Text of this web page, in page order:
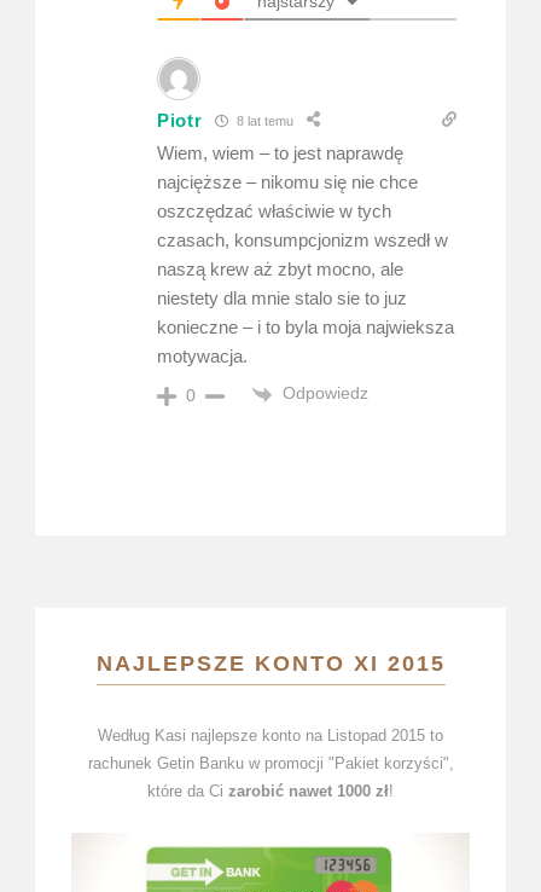
Piotr 8 lat temu
Wiem, wiem – to jest naprawdę
najcięższe – nikomu się nie chce
oszczędzać właściwie w tych
czasach, konsumpcjonizm wszedł w
naszą krew aż zbyt mocno, ale
niestety dla mnie stalo sie to juz
konieczne – i to byla moja najwieksza
motywacja.
0 Odpowiedz
NAJLEPSZE KONTO XI 2015
Według Kasi najlepsze konto na Listopad 2015 to
rachunek Getin Banku w promocji "Pakiet korzyści",
które da Ci zarobić nawet 1000 zł!